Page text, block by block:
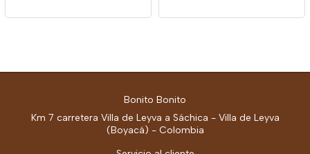
Bonito Bonito
Km 7 carretera Villa de Leyva a Sáchica - Villa de Leyva
(Boyacá) - Colombia